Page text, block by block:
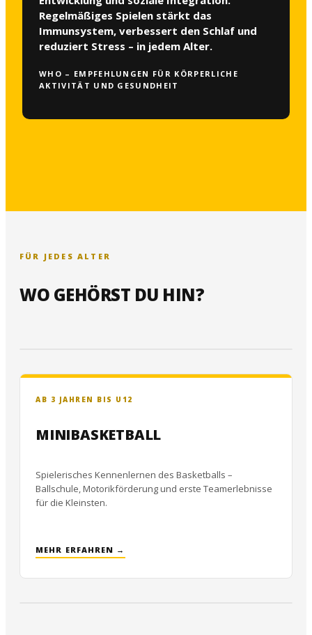
Regelmäßiges Spielen stärkt das
Immunsystem, verbessert den Schlaf und
reduziert Stress – in jedem Alter.
WHO – EMPFEHLUNGEN FÜR KÖRPERLICHE
AKTIVITÄT UND GESUNDHEIT
FÜR JEDES ALTER
WO GEHÖRST DU HIN?
AB 3 JAHREN BIS U12
MINIBASKETBALL
Spielerisches Kennenlernen des Basketballs –
Ballschule, Motorikförderung und erste Teamerlebnisse
für die Kleinsten.
MEHR ERFAHREN →